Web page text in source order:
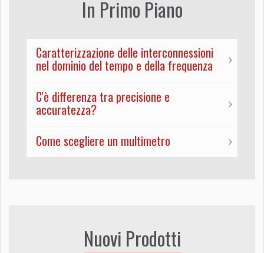
In Primo Piano
Caratterizzazione delle interconnessioni
nel dominio del tempo e della frequenza
C'è differenza tra precisione e
accuratezza?
Come scegliere un multimetro
Nuovi Prodotti